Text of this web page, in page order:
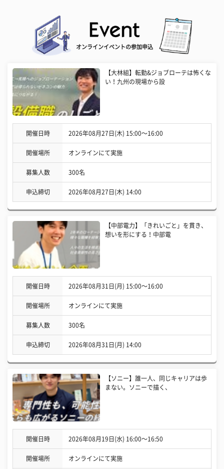
オンラインイベントの参加申込
【大林組】転勤&ジョブローテは怖くな
い！九州の現場から設
開催日時 2026年08月27日(木) 15:00〜16:00
開催場所 オンラインにて実施
募集人数 300名
申込締切 2026年08月27日(木) 14:00
【中部電力】「きれいごと」を貫き、
想いを形にする！中部電
開催日時 2026年08月31日(月) 15:00〜16:00
開催場所 オンラインにて実施
募集人数 300名
申込締切 2026年08月31日(月) 14:00
【ソニー】誰一人、同じキャリアは歩
まない。ソニーで描く、
開催日時 2026年08月19日(水) 16:00〜16:50
開催場所 オンラインにて実施